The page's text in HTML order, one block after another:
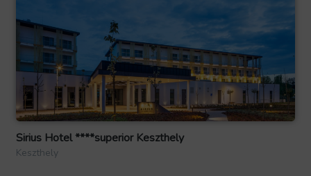
Sirius Hotel ****superior Keszthely
Keszthely